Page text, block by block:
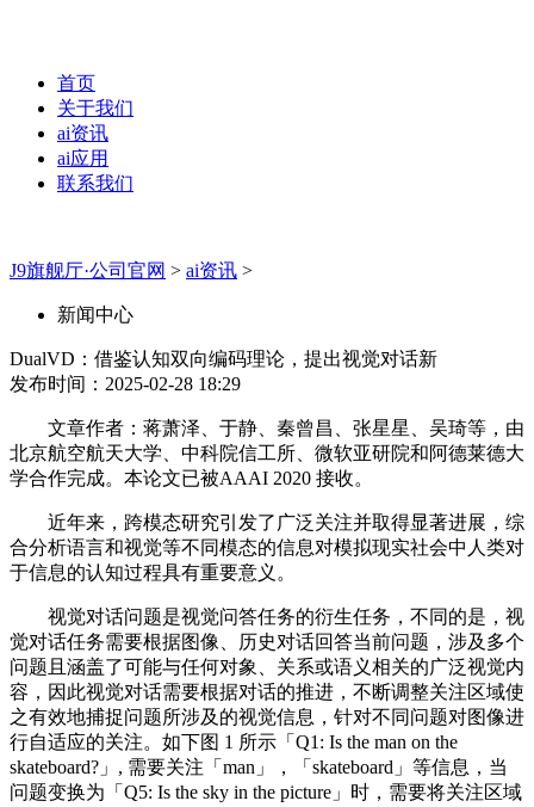
首页
关于我们
ai资讯
ai应用
联系我们
J9旗舰厅·公司官网 > ai资讯 >
新闻中心
DualVD：借鉴认知双向编码理论，提出视觉对话新
发布时间：2025-02-28 18:29
文章作者：蒋萧泽、于静、秦曾昌、张星星、吴琦等，由
北京航空航天大学、中科院信工所、微软亚研院和阿德莱德大
学合作完成。本论文已被AAAI 2020 接收。
近年来，跨模态研究引发了广泛关注并取得显著进展，综
合分析语言和视觉等不同模态的信息对模拟现实社会中人类对
于信息的认知过程具有重要意义。
视觉对话问题是视觉问答任务的衍生任务，不同的是，视
觉对话任务需要根据图像、历史对话回答当前问题，涉及多个
问题且涵盖了可能与任何对象、关系或语义相关的广泛视觉内
容，因此视觉对话需要根据对话的推进，不断调整关注区域使
之有效地捕捉问题所涉及的视觉信息，针对不同问题对图像进
行自适应的关注。如下图 1 所示「Q1: Is the man on the
skateboard?」, 需要关注「man」，「skateboard」等信息，当
问题变换为「Q5: Is the sky in the picture」时，需要将关注区域